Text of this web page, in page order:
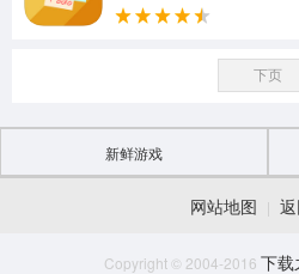
下页
新鲜游戏
网站地图 |
Copyright © 2004-2016 下载